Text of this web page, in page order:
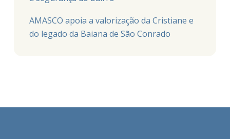
AMASCO apoia a valorização da Cristiane e
do legado da Baiana de São Conrado